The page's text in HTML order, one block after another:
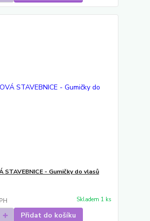
STAVEBNICE - Gumičky do vlasů
Skladem 1 ks
Přidat do košíku